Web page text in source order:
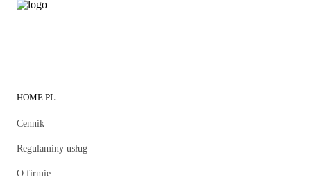
HOME.PL
Cennik
Regulaminy usług
O firmie